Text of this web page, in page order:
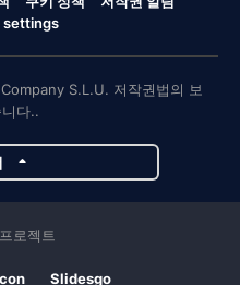
settings
S.L.U. 저작권법의 보
다..
로젝트
Slidesgo